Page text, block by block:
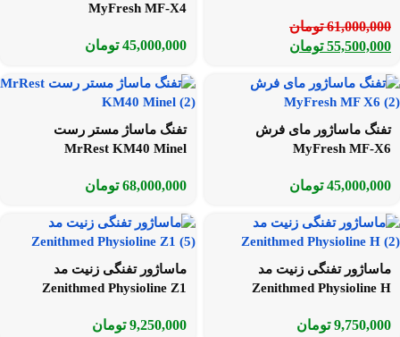
61,000,000 تومان
55,500,000 تومان
MyFresh MF-X4
45,000,000 تومان
تفنگ ماساژور مای فرش
MyFresh MF-X6
45,000,000 تومان
تفنگ ماساژ مستر رست
MrRest KM40 Minel
68,000,000 تومان
ماساژور تفنگی زنیت مد
Zenithmed Physioline H
9,750,000 تومان
ماساژور تفنگی زنیت مد
Zenithmed Physioline Z1
9,250,000 تومان